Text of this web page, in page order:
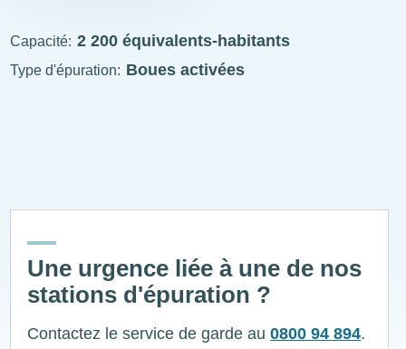
visitable
Capacité 2 200 équivalents-habitants
Type d'épuration Boues activées
Une urgence liée à une de nos
stations d'épuration ?
Contactez le service de garde au0800 94 894.